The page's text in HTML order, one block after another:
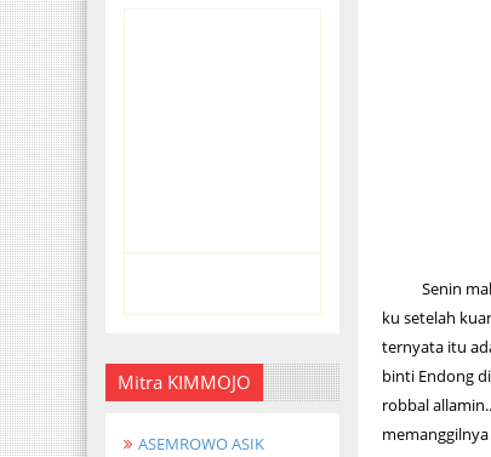
Mitra KIMMOJO
ASEMROWO ASIK
Senin
ku setelah
ternyata itu
binti Endong
robbal